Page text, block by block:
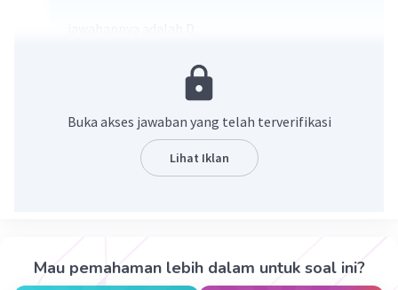
Kiano K Level 68
Buka akses jawaban yang telah terverifikasi
Lihat Iklan
Mau pemahaman lebih dalam untuk soal ini?